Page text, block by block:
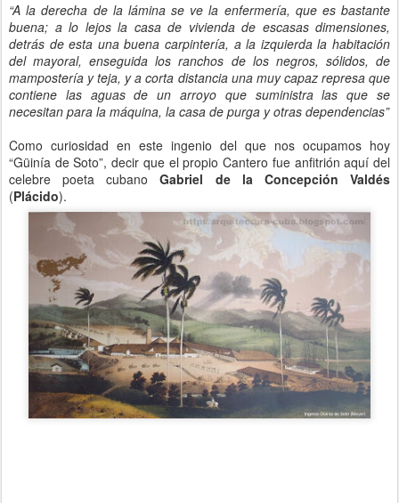
“A la derecha de la lámina se ve la enfermería, que es bastante
buena; a lo lejos la casa de vivienda de escasas dimensiones,
detrás de esta una buena carpintería, a la izquierda la habitación
del mayoral, enseguida los ranchos de los negros, sólidos, de
mampostería y teja, y a corta distancia una muy capaz represa que
contiene las aguas de un arroyo que suministra las que se
necesitan para la máquina, la casa de purga y otras dependencias”
Como curiosidad en este ingenio del que nos ocupamos hoy
“Güinía de Soto”, decir que el propio Cantero fue anfitrión aquí del
celebre poeta cubanoGabriel de la Concepción Valdés
(Plácido).